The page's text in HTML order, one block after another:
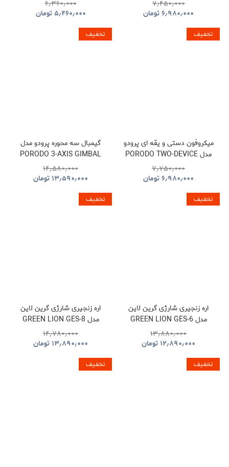
۷٫۴۵۰٫۰۰۰
۶٫۹۸۰٫۰۰۰تومان
۶٫۳۶۰٫۰۰۰
۵٫۴۶۰٫۰۰۰تومان
تخفیف
میکروفون دستی و یقه ای پرودو
مدل PORODO TWO-DEVICE
CONNECT HANDHELD
LAVALIER MICROPHONE
۷٫۷۵۰٫۰۰۰
۶٫۹۸۰٫۰۰۰تومان
تخفیف
گیمبال سه محوره پرودو مدل
PORODO 3-AXIS GIMBAL
STABILIZER PDLFST127BK
۱۴٫۵۸۰٫۰۰۰
۱۳٫۵۹۰٫۰۰۰ تومان
تخفیف
اره زنجیری شارژی گرین لاین
مدل GREEN LION GES-6
CORDLESS ELECTRIC
CHAINSAW
۱۳٫۸۸۰٫۰۰۰
۱۲٫۸۹۰٫۰۰۰ تومان
تخفیف
اره زنجیری شارژی گرین لاین
مدل GREEN LION GES-8
BRUSHLESS CORDLESS
CHAINSAW GNOCSWTLGN
۱۴٫۷۸۰٫۰۰۰
۱۳٫۸۹۰٫۰۰۰ تومان
تخفیف تخفیف